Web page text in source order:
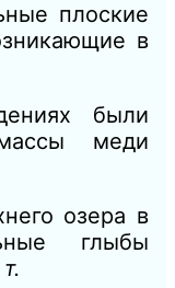
плоские
в
были
меди
озера в
глыбы
т.